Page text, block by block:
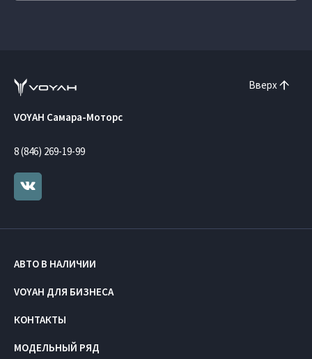
Вверх
VOYAH Самара-Моторс
8 (846) 269-19-99
АВТО В НАЛИЧИИ
VOYAH ДЛЯ БИЗНЕСА
КОНТАКТЫ
МОДЕЛЬНЫЙ РЯД